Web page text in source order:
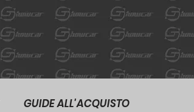
GUIDE ALL'ACQUISTO